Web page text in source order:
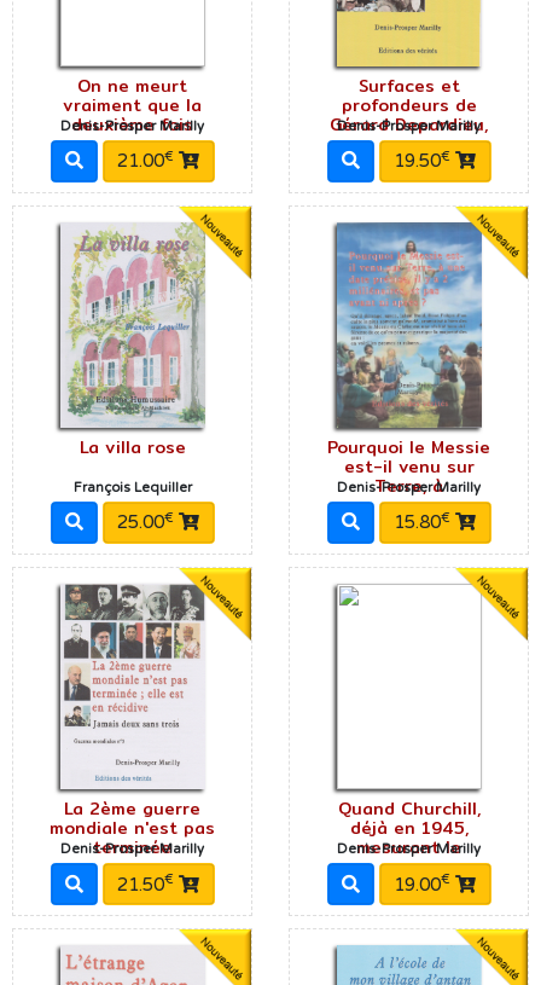
On ne meurt
vraiment que la
deuxième fois
Denis-Prosper Marilly
21.00€
Surfaces et
profondeurs de
Gérard Depardieu,
Denis-Prosper Marilly
19.50€
La villa rose
François Lequiller
25.00€
Pourquoi le Messie
est-il venu sur
Terre, à
Denis-Prosper Marilly
15.80€
La 2ème guerre
mondiale n'est pas
terminée
Denis-Prosper Marilly
21.50€
Quand Churchill,
déjà en 1945,
mesurant le
Denis-Prosper Marilly
19.00€